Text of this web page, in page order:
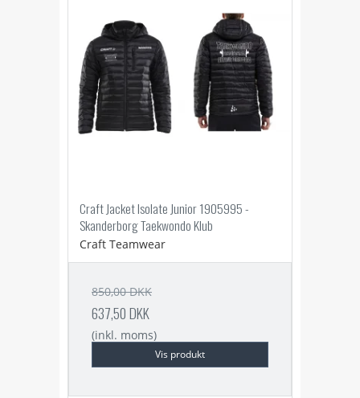
Craft Jacket Isolate Junior 1905995 -
Skanderborg Taekwondo Klub
Craft Teamwear
850,00 DKK
637,50 DKK
(inkl. moms)
Vis produkt